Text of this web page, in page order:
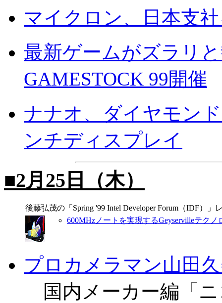
マイクロン、日本支
最新ゲームがズラリ
GAMESTOCK 99開催
ナナオ、ダイヤモン
ンチディスプレイ
■2月25日（木）
後藤弘茂の「Spring '99 Intel Developer Forum（IDF）」
600MHzノートを実現するGeyservilleテクノ
プロカメラマン山田
国内メーカー編「